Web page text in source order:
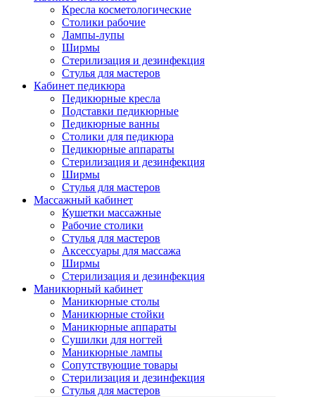
Кресла косметологические
Столики рабочие
Лампы-лупы
Ширмы
Стерилизация и дезинфекция
Стулья для мастеров
Кабинет педикюра
Педикюрные кресла
Подставки педикюрные
Педикюрные ванны
Столики для педикюра
Педикюрные аппараты
Стерилизация и дезинфекция
Ширмы
Стулья для мастеров
Массажный кабинет
Кушетки массажные
Рабочие столики
Стулья для мастеров
Аксессуары для массажа
Ширмы
Стерилизация и дезинфекция
Маникюрный кабинет
Маникюрные столы
Маникюрные стойки
Маникюрные аппараты
Сушилки для ногтей
Маникюрные лампы
Сопутствующие товары
Стерилизация и дезинфекция
Стулья для мастеров